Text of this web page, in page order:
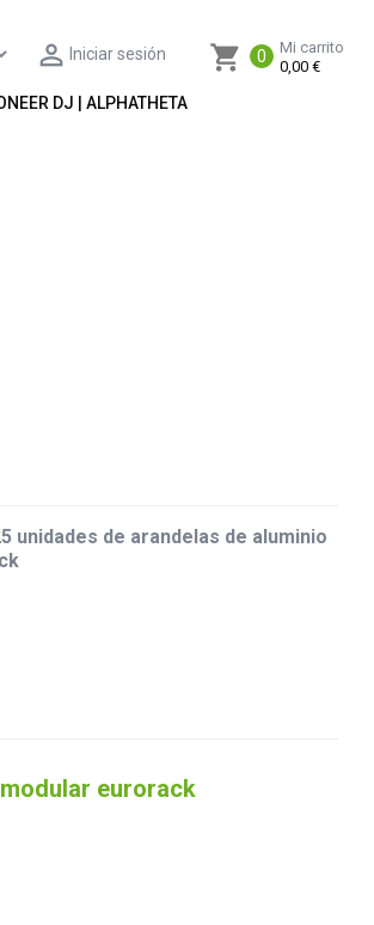
shopping_cart 0
Mi carrito
0,00 €
 Iniciar sesión
DJ | ALPHATHETA
unidades de arandelas de aluminio
eurorack